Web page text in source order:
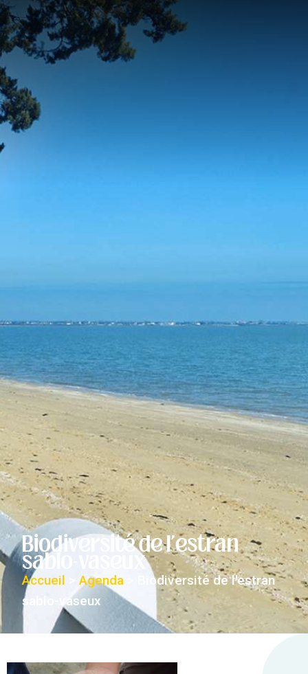
principal
Biodiversité de l'estran
sablo-vaseux
Accueil Agenda
Biodiversité de l'estran
sablo-vaseux